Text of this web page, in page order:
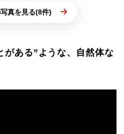
真を見る(8件)
がある”ような、自然体な